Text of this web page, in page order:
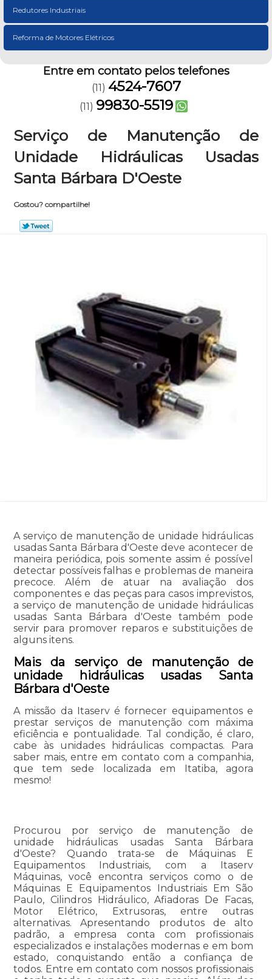
Redutores Industriais
Reforma de Motores Elétricos
Entre em contato pelos telefones
(11) 4524-7607
(11) 99830-5519
Serviço de Manutenção de
Unidade Hidráulicas Usadas
Santa Bárbara D'Oeste
Gostou? compartilhe!
A serviço de manutenção de unidade hidráulicas
usadas Santa Bárbara d'Oeste deve acontecer de
maneira periódica, pois somente assim é possível
detectar possíveis falhas e problemas de maneira
precoce. Além de atuar na avaliação dos
componentes e das peças para casos imprevistos,
a serviço de manutenção de unidade hidráulicas
usadas Santa Bárbara d'Oeste também pode
servir para promover reparos e substituições de
alguns itens.
Mais da serviço de manutenção de
unidade hidráulicas usadas Santa
Bárbara d'Oeste
A missão da Itaserv é fornecer equipamentos e
prestar serviços de manutenção com máxima
eficiência e pontualidade. Tal condição, é claro,
cabe às unidades hidráulicas compactas. Para
saber mais, entre em contato com a companhia,
que tem sede localizada em Itatiba, agora
mesmo!
Procurou por serviço de manutenção de
unidade hidráulicas usadas Santa Bárbara
d'Oeste? Quando trata-se de Máquinas E
Equipamentos Industriais, com a Itaserv
Máquinas, você encontra serviços como o de
Máquinas E Equipamentos Industriais Em São
Paulo, Cilindros Hidráulico, Afiadoras De Facas,
Motor Elétrico, Extrusoras, entre outras
alternativas. Apresentando produtos de alto
padrão, a empresa conta com profissionais
especializados e instalações modernas e em bom
estado, conquistando então a confiança de
todos. Entre em contato com nossos profissionais